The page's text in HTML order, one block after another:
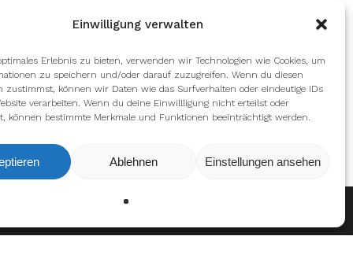
Einwilligung verwalten
Erlebnis zu bieten, verwenden wir Technologien wie Cookies, um
zu speichern und/oder darauf zuzugreifen. Wenn du diesen
zustimmst, können wir Daten wie das Surfverhalten oder eindeutige IDs
verarbeiten. Wenn du deine Einwillligung nicht erteilst oder
können bestimmte Merkmale und Funktionen beeinträchtigt werden.
Ablehnen Einstellungen ansehen